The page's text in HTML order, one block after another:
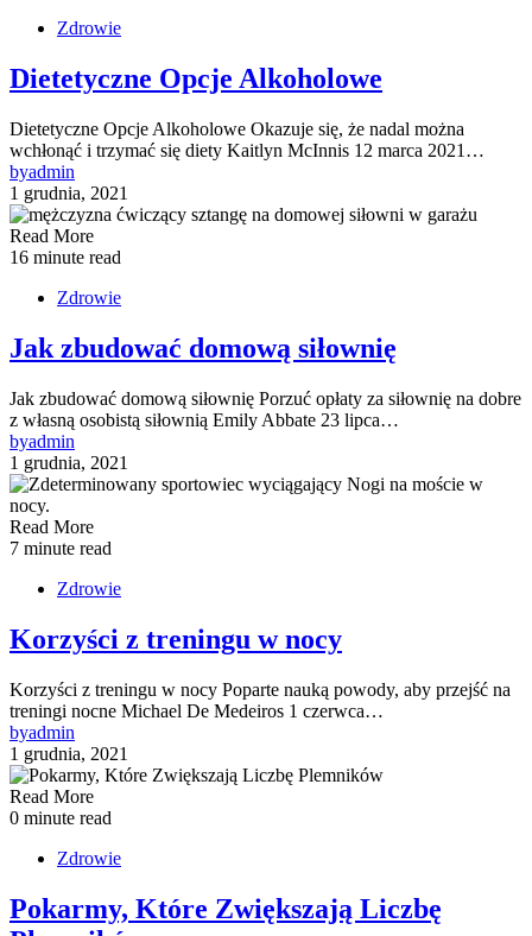
Zdrowie
Dietetyczne Opcje Alkoholowe
Dietetyczne Opcje Alkoholowe Okazuje się, że nadal można
wchłonąć i trzymać się diety Kaitlyn McInnis 12 marca 2021…
byadmin
1 grudnia, 2021
Read More
16 minute read
Zdrowie
Jak zbudować domową siłownię
Jak zbudować domową siłownię Porzuć opłaty za siłownię na dobre
z własną osobistą siłownią Emily Abbate 23 lipca…
byadmin
1 grudnia, 2021
Read More
7 minute read
Zdrowie
Korzyści z treningu w nocy
Korzyści z treningu w nocy Poparte nauką powody, aby przejść na
treningi nocne Michael De Medeiros 1 czerwca…
byadmin
1 grudnia, 2021
Read More
0 minute read
Zdrowie
Pokarmy, Które Zwiększają Liczbę